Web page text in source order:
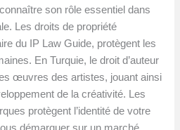
son rôle essentiel dans
Les droits de propriété
du IP Law Guide, protègent les
En Turquie, le droit d’auteur
œuvres des artistes, jouant ainsi
de la créativité. Les
protègent l’identité de votre